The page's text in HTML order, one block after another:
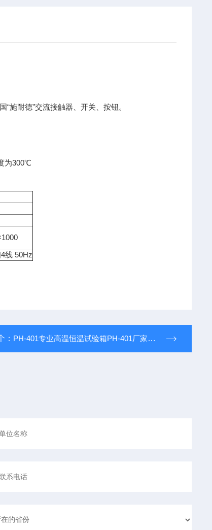
施耐德”交流接触器、开关、按钮。
为300℃
线 50Hz
： PH-401专业高温恒温试验箱PH-401厂家，专注于高温恒温试验箱PH-401研发生产